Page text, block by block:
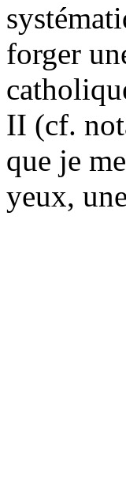
forger
II (cf.
que je
yeux,